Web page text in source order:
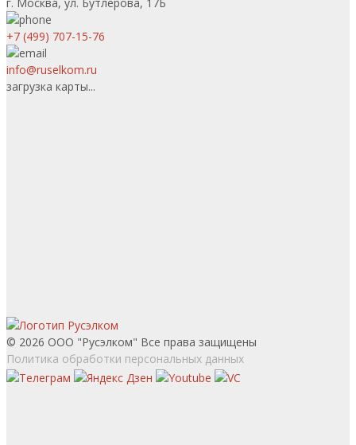
+7 (499) 707-15-76
info@ruselkom.ru
загрузка карты...
© 2026 ООО "Русэлком" Все права защищены
Политика обработки персональных данных